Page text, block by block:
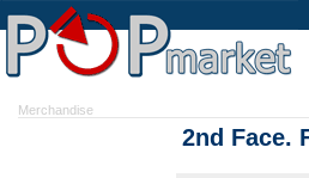
Merchandise
2nd Face.